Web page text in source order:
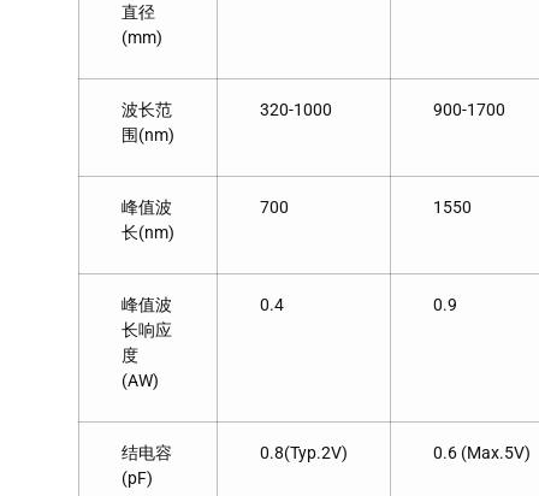
直径
(mm)
波长范
围(nm)
320-1000 900-1700
峰值波
长(nm)
700 1550
峰值波
长响应
度
(AW)
0.4 0.9
结电容
(pF)
0.8(Typ.2V) 0.6 (Max.5V)